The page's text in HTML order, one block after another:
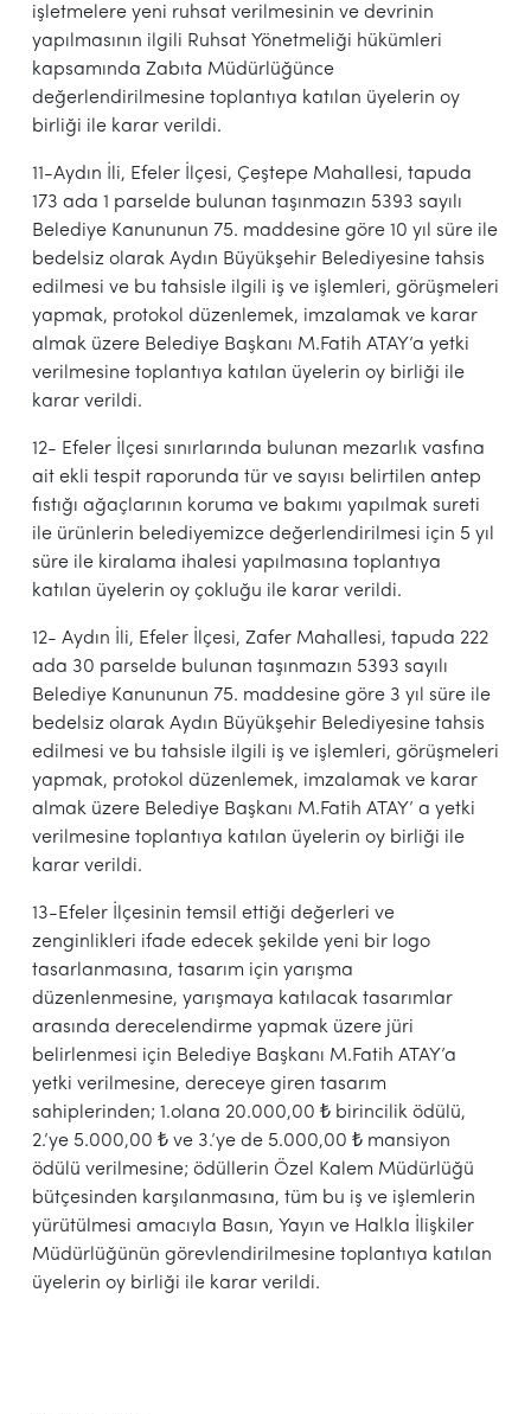
işletmelere yeni ruhsat verilmesinin ve devrinin
yapılmasının ilgili Ruhsat Yönetmeliği hükümleri
kapsamında Zabıta Müdürlüğünce
değerlendirilmesine toplantıya katılan üyelerin oy
birliği ile karar verildi.
11-Aydın İli, Efeler İlçesi, Çeştepe Mahallesi, tapuda
173 ada 1 parselde bulunan taşınmazın 5393 sayılı
Belediye Kanununun 75. maddesine göre 10 yıl süre ile
bedelsiz olarak Aydın Büyükşehir Belediyesine tahsis
edilmesi ve bu tahsisle ilgili iş ve işlemleri, görüşmeleri
yapmak, protokol düzenlemek, imzalamak ve karar
almak üzere Belediye Başkanı M.Fatih ATAY’a yetki
verilmesine toplantıya katılan üyelerin oy birliği ile
karar verildi.
12- Efeler İlçesi sınırlarında bulunan mezarlık vasfına
ait ekli tespit raporunda tür ve sayısı belirtilen antep
fıstığı ağaçlarının koruma ve bakımı yapılmak sureti
ile ürünlerin belediyemizce değerlendirilmesi için 5 yıl
süre ile kiralama ihalesi yapılmasına toplantıya
katılan üyelerin oy çokluğu ile karar verildi.
12- Aydın İli, Efeler İlçesi, Zafer Mahallesi, tapuda 222
ada 30 parselde bulunan taşınmazın 5393 sayılı
Belediye Kanununun 75. maddesine göre 3 yıl süre ile
bedelsiz olarak Aydın Büyükşehir Belediyesine tahsis
edilmesi ve bu tahsisle ilgili iş ve işlemleri, görüşmeleri
yapmak, protokol düzenlemek, imzalamak ve karar
almak üzere Belediye Başkanı M.Fatih ATAY’ a yetki
verilmesine toplantıya katılan üyelerin oy birliği ile
karar verildi.
13-Efeler İlçesinin temsil ettiği değerleri ve
zenginlikleri ifade edecek şekilde yeni bir logo
tasarlanmasına, tasarım için yarışma
düzenlenmesine, yarışmaya katılacak tasarımlar
arasında derecelendirme yapmak üzere jüri
belirlenmesi için Belediye Başkanı M.Fatih ATAY’a
yetki verilmesine, dereceye giren tasarım
sahiplerinden; 1.olana 20.000,00 ₺ birincilik ödülü,
2.’ye 5.000,00 ₺ ve 3.’ye de 5.000,00 ₺ mansiyon
ödülü verilmesine; ödüllerin Özel Kalem Müdürlüğü
bütçesinden karşılanmasına, tüm bu iş ve işlemlerin
yürütülmesi amacıyla Basın, Yayın ve Halkla İlişkiler
Müdürlüğünün görevlendirilmesine toplantıya katılan
üyelerin oy birliği ile karar verildi.